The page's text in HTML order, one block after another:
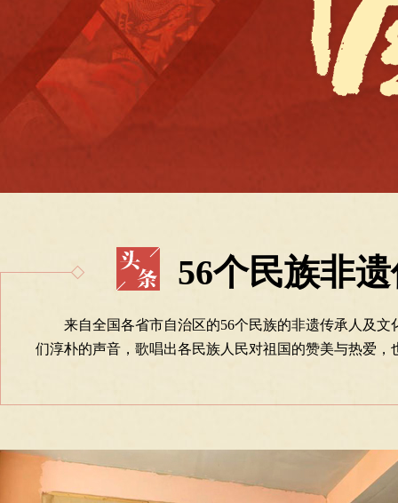
56个民族非
来自全国各省市自治区的56个民族的非遗传承人及
们淳朴的声音，歌唱出各民族人民对祖国的赞美与热爱